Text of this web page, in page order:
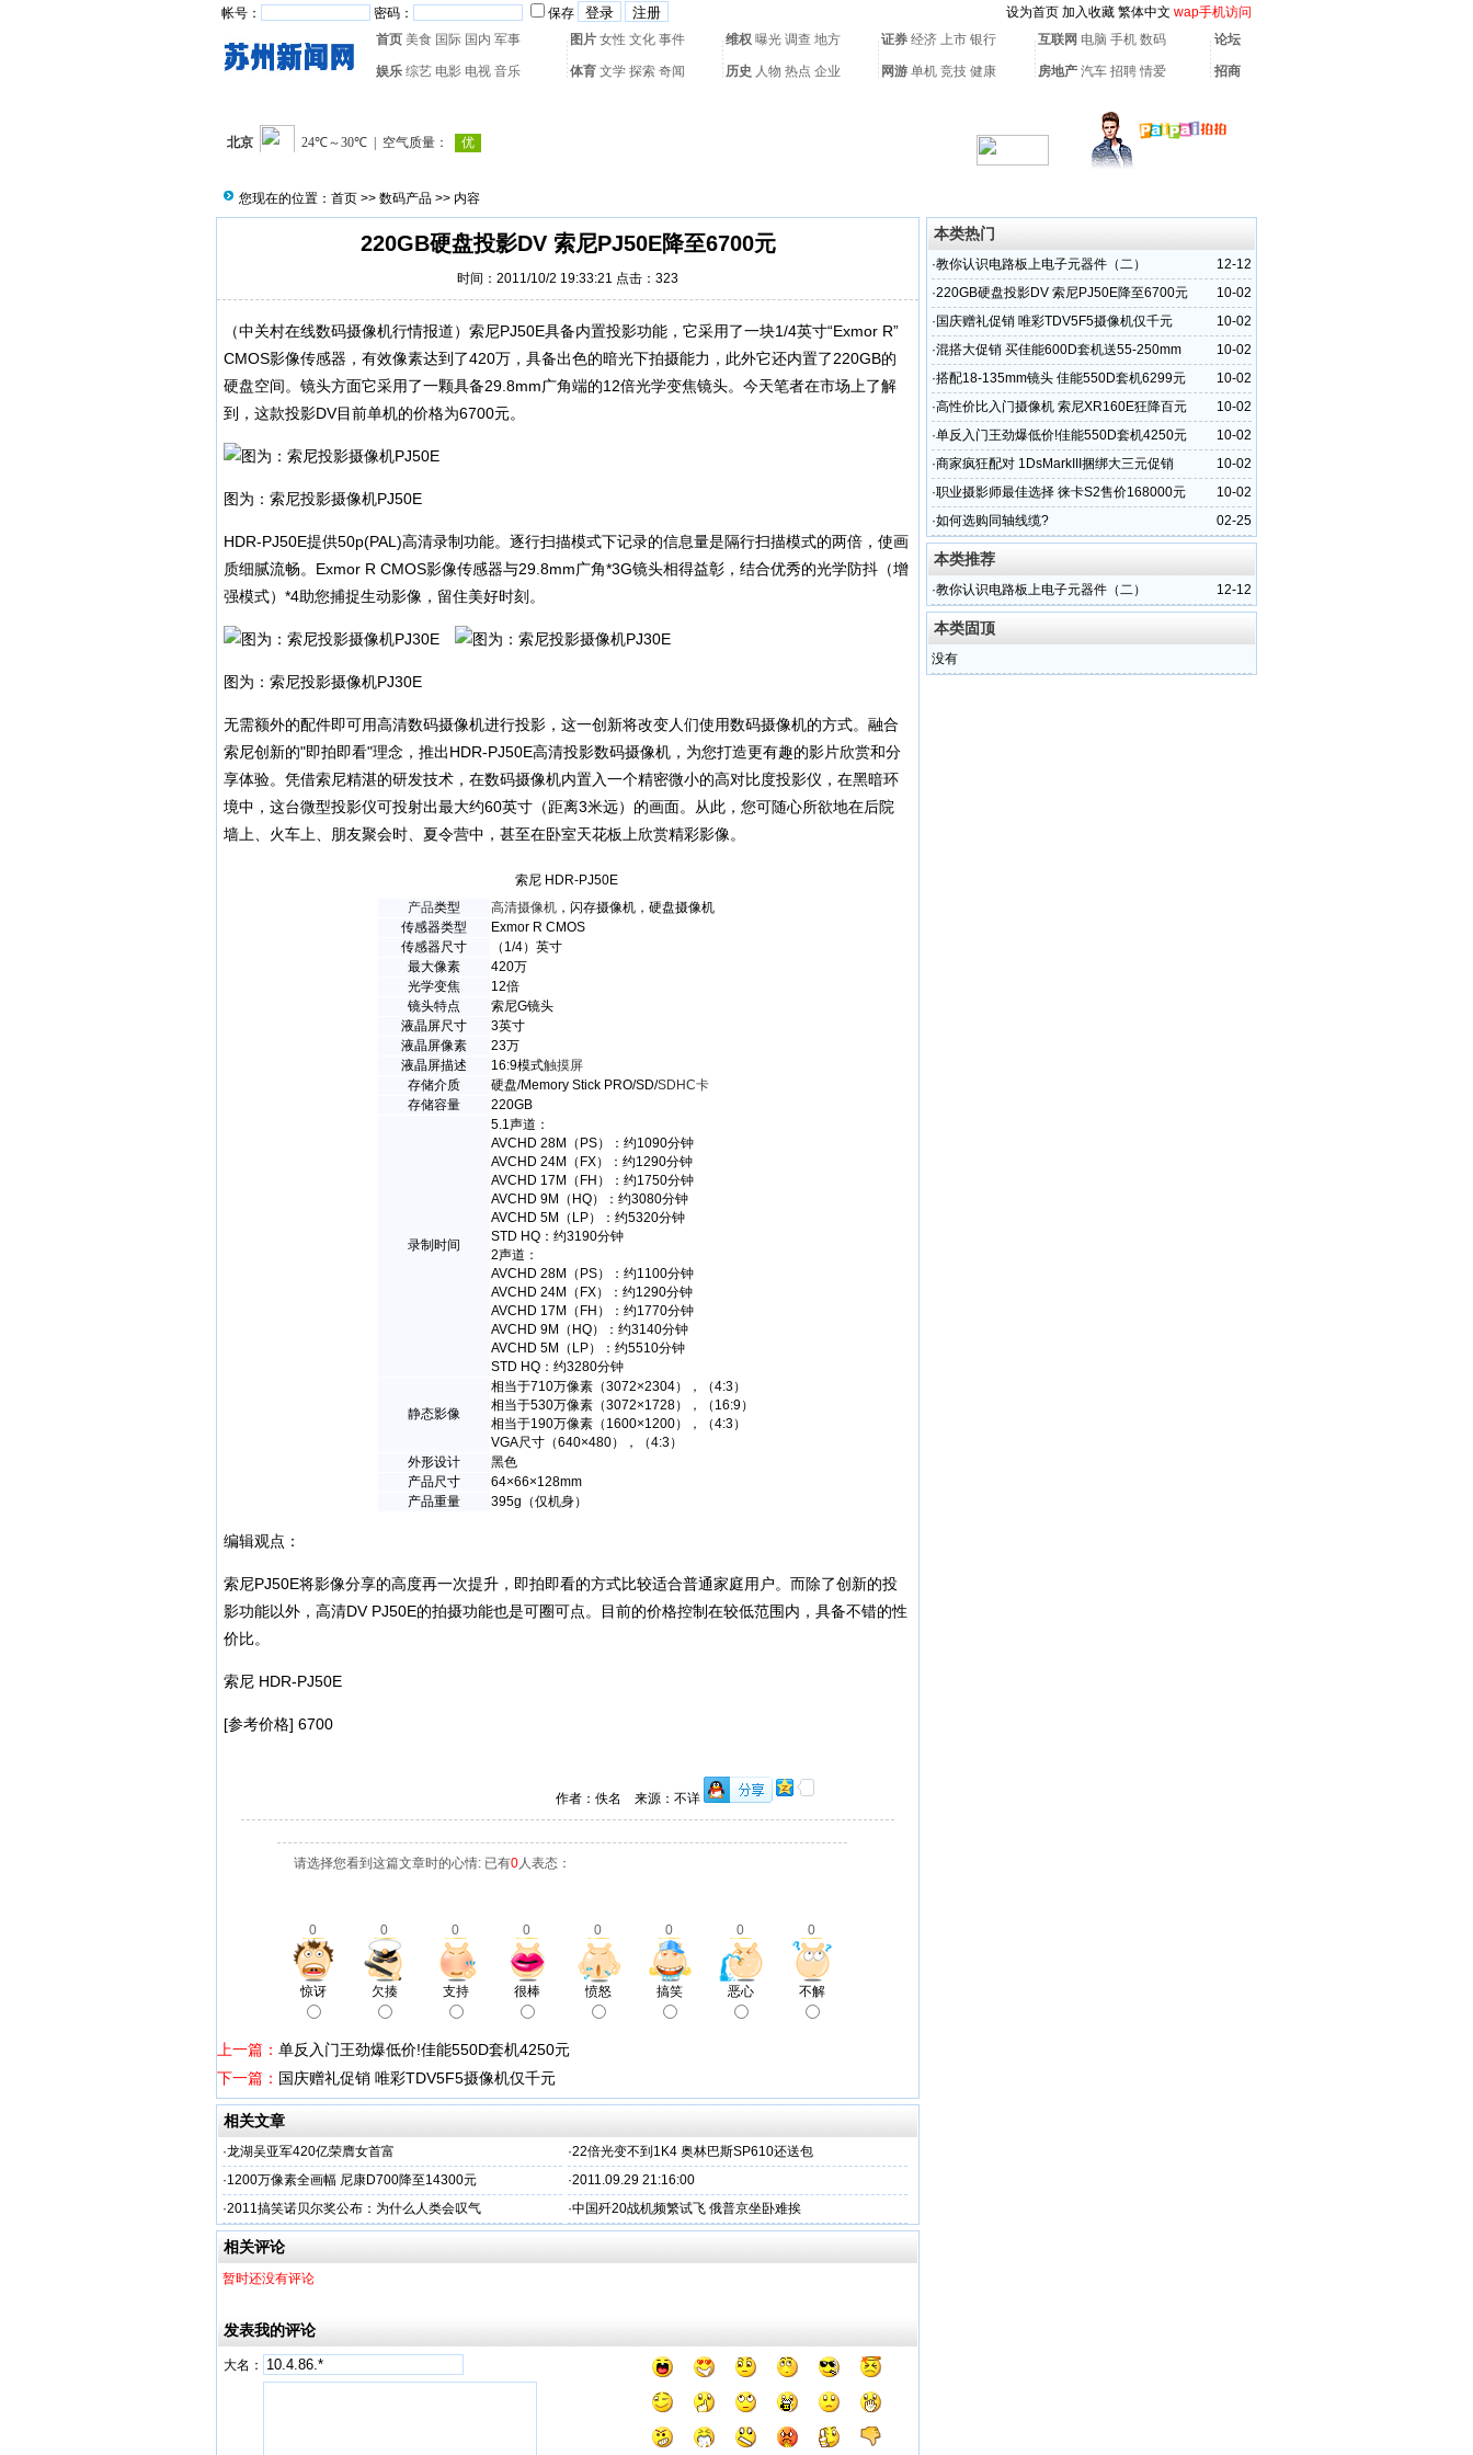
帐号： 密码： 保存 设为首页 加入收藏 繁体中文 wap手机访问
首页 美食 国际 国内 军事 图片 女性 文化 事件 维权 曝光 调查 地方 证券 经济 上市 银行 互联网 电脑 手机 数码 论坛
娱乐 综艺 电影 电视 音乐 体育 文学 探索 奇闻 历史 人物 热点 企业 网游 单机 竞技 健康 房地产 汽车 招聘 情爱 招商
您现在的位置： 首页 >> 数码产品 >> 内容
220GB硬盘投影DV 索尼PJ50E降至6700元
时间：2011/10/2 19:33:21 点击： 323
（中关村在线数码摄像机行情报道）索尼PJ50E具备内置投影功能，它采用了一块1/4英寸“Exmor R”
CMOS影像传感器，有效像素达到了420万，具备出色的暗光下拍摄能力，此外它还内置了220GB的
硬盘空间。镜头方面它采用了一颗具备29.8mm广角端的12倍光学变焦镜头。今天笔者在市场上了解
到，这款投影DV目前单机的价格为6700元。
图为：索尼投影摄像机PJ50E
HDR-PJ50E提供50p(PAL)高清录制功能。逐行扫描模式下记录的信息量是隔行扫描模式的两倍，使画
质细腻流畅。Exmor R CMOS影像传感器与29.8mm广角*3G镜头相得益彰，结合优秀的光学防抖（增
强模式）*4助您捕捉生动影像，留住美好时刻。
图为：索尼投影摄像机PJ30E
无需额外的配件即可用高清数码摄像机进行投影，这一创新将改变人们使用数码摄像机的方式。融合
索尼创新的"即拍即看"理念，推出HDR-PJ50E高清投影数码摄像机，为您打造更有趣的影片欣赏和分
享体验。凭借索尼精湛的研发技术，在数码摄像机内置入一个精密微小的高对比度投影仪，在黑暗环
境中，这台微型投影仪可投射出最大约60英寸（距离3米远）的画面。从此，您可随心所欲地在后院
墙上、火车上、朋友聚会时、夏令营中，甚至在卧室天花板上欣赏精彩影像。
索尼 HDR-PJ50E
产品类型 高清摄像机 ，闪存摄像机，硬盘摄像机
传感器类型
Exmor R CMOS
传感器尺寸
（1/4）英寸
最大像素
420万
光学变焦
12倍
镜头特点
索尼G镜头
液晶屏尺寸
3英寸
液晶屏像素
23万
液晶屏描述
16:9模式触摸屏
存储介质
硬盘/Memory Stick PRO/SD/SDHC卡
存储容量
220GB
录制时间
5.1声道：
AVCHD 28M（PS）：约1090分钟
AVCHD 24M（FX）：约1290分钟
AVCHD 17M（FH）：约1750分钟
AVCHD 9M（HQ）：约3080分钟
AVCHD 5M（LP）：约5320分钟
STD HQ：约3190分钟
2声道：
AVCHD 28M（PS）：约1100分钟
AVCHD 24M（FX）：约1290分钟
AVCHD 17M（FH）：约1770分钟
AVCHD 9M（HQ）：约3140分钟
AVCHD 5M（LP）：约5510分钟
STD HQ：约3280分钟
静态影像
相当于710万像素（3072×2304），（4:3）
相当于530万像素（3072×1728），（16:9）
相当于190万像素（1600×1200），（4:3）
VGA尺寸（640×480），（4:3）
外形设计
黑色
产品尺寸
64×66×128mm
产品重量
395g（仅机身）
编辑观点：
索尼PJ50E将影像分享的高度再一次提升，即拍即看的方式比较适合普通家庭用户。而除了创新的投
影功能以外，高清DV PJ50E的拍摄功能也是可圈可点。目前的价格控制在较低范围内，具备不错的性
价比。
索尼 HDR-PJ50E
[参考价格] 6700
作者：佚名 来源：不详
请选择您看到这篇文章时的心情: 已有0人表态：
0 0 0 0 0 0 0 0
惊讶 欠揍 支持 很棒 愤怒 搞笑 恶心 不解
上一篇： 单反入门王劲爆低价!佳能550D套机4250元
下一篇： 国庆赠礼促销 唯彩TDV5F5摄像机仅千元
相关文章
·龙湖吴亚军420亿荣膺女首富 ·22倍光变不到1K4 奥林巴斯SP610还送包
·1200万像素全画幅 尼康D700降至14300元 ·2011.09.29 21:16:00
·2011搞笑诺贝尔奖公布：为什么人类会叹气 ·中国歼20战机频繁试飞 俄普京坐卧难挨
相关评论
暂时还没有评论
发表我的评论
大名：
本类热门
12-12
·教你认识电路板上电子元器件（二）
10-02
·220GB硬盘投影DV 索尼PJ50E降至6700元
10-02
· 国庆赠礼促销 唯彩TDV5F5摄像机仅千元
10-02
·混搭大促销 买佳能600D套机送55-250mm
10-02
·搭配18-135mm镜头 佳能550D套机6299元
10-02
·高性价比入门摄像机 索尼XR160E狂降百元
10-02
·单反入门王劲爆低价!佳能550D套机4250元
10-02
·商家疯狂配对 1DsMarkIII捆绑大三元促销
10-02
·职业摄影师最佳选择 徕卡S2售价168000元
02-25
·如何选购同轴线缆?
本类推荐
12-12
·教你认识电路板上电子元器件（二）
本类固顶
没有